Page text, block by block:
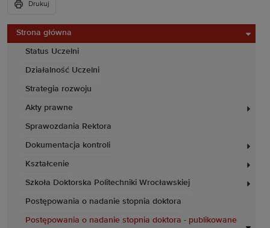
Strona główna
Status Uczelni
Działalność Uczelni
Strategia rozwoju
Akty prawne
Sprawozdania Rektora
Dokumentacja kontroli
Kształcenie
Szkoła Doktorska Politechniki Wrocławskiej
Postępowania o nadanie stopnia doktora
Postępowania o nadanie stopnia doktora - publikowane
Drukuj